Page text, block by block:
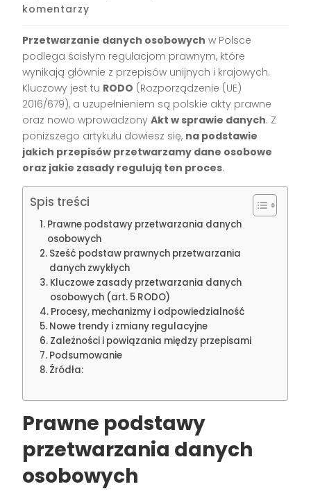
komentarzy
Przetwarzanie danych osobowych w Polsce
podlega ścisłym regulacjom prawnym, które
wynikają głównie z przepisów unijnych i krajowych.
Kluczowy jest tu RODO (Rozporządzenie (UE)
2016/679), a uzupełnieniem są polskie akty prawne
oraz nowo wprowadzonyAkt w sprawie danych. Z
poniższego artykułu dowiesz się, na podstawie
jakich przepisów przetwarzamy dane osobowe
oraz jakie zasady regulują ten proces.
Spis treści
Prawne podstawy przetwarzania danych
osobowych
Sześć podstaw prawnych przetwarzania
danych zwykłych
Kluczowe zasady przetwarzania danych
osobowych (art. 5 RODO)
Procesy, mechanizmy i odpowiedzialność
Nowe trendy i zmiany regulacyjne
Zależności i powiązania między przepisami
Podsumowanie
Źródła:
Prawne podstawy
przetwarzania danych
osobowych